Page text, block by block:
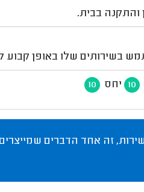
והתקנה בבית.
בשירותים שלו באופן
10 יחס 10
זה אחד הדברים